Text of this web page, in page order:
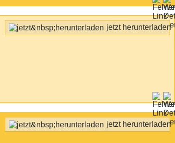
jetzt herunterladen
jetzt herunterladen